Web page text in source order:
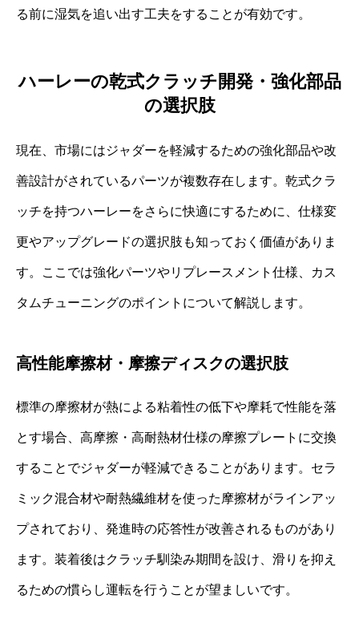
る前に湿気を追い出す工夫をすることが有効です。
ハーレーの乾式クラッチ開発・強化部品
の選択肢
現在、市場にはジャダーを軽減するための強化部品や改
善設計がされているパーツが複数存在します。乾式クラ
ッチを持つハーレーをさらに快適にするために、仕様変
更やアップグレードの選択肢も知っておく価値がありま
す。ここでは強化パーツやリプレースメント仕様、カス
タムチューニングのポイントについて解説します。
高性能摩擦材・摩擦ディスクの選択肢
標準の摩擦材が熱による粘着性の低下や摩耗で性能を落
とす場合、高摩擦・高耐熱材仕様の摩擦プレートに交換
することでジャダーが軽減できることがあります。セラ
ミック混合材や耐熱繊維材を使った摩擦材がラインアッ
プされており、発進時の応答性が改善されるものがあり
ます。装着後はクラッチ馴染み期間を設け、滑りを抑え
るための慣らし運転を行うことが望ましいです。